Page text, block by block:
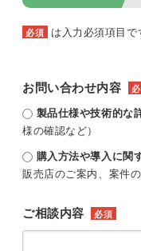
必須 は入力必須項目で
お問い合わせ内容
製品仕様や技術的な
様の確認など）
購入方法や導入に関
販売店のご案内、案件の
ご相談内容 必須